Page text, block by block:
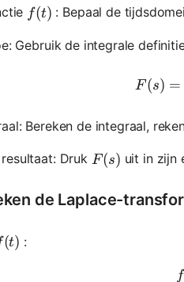
f(t)
f(t) : Bepaal de
Gebruik de integrale
F(s) =
Bereken de integraal,
Druk F(s)
F(s) uit in zijn
de Laplace-
(t) :
f